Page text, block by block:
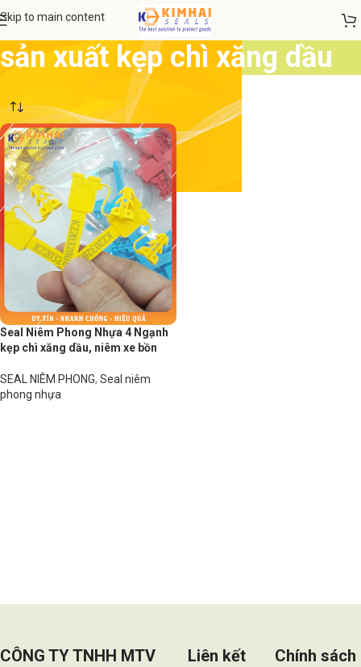
Skip to main content
sản xuất kẹp chì xăng dầu
Seal Niêm Phong Nhựa 4 Ngạnh
kẹp chì xăng dầu, niêm xe bồn
SEAL NIÊM PHONG, Seal niêm
phong nhựa
CÔNG TY TNHH MTV
Liên kết
Chính sách